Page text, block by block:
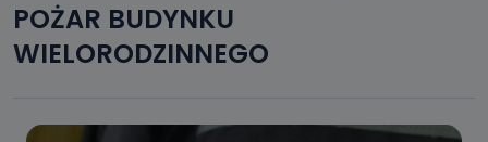
POŻAR BUDYNKU
WIELORODZINNEGO